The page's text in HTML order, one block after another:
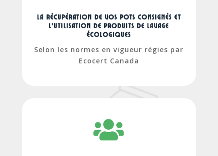
La récupération de vos pots consignés et
l'utilisation de produits de lavage
écologiques
Selon les normes en vigueur régies par
Ecocert Canada
